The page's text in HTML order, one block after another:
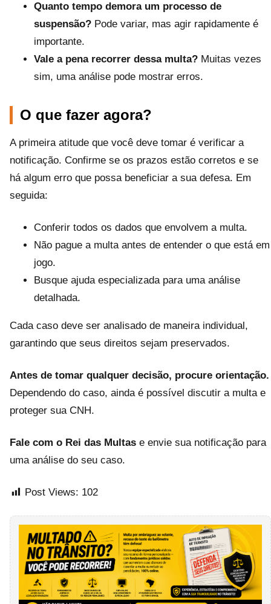
Quanto tempo demora um processo de
suspensão? Pode variar, mas agir rapidamente é
importante.
Vale a pena recorrer dessa multa? Muitas vezes
sim, uma análise pode mostrar erros.
O que fazer agora?
A primeira atitude que você deve tomar é verificar a
notificação. Confirme se os prazos estão corretos e se
há algum erro que possa beneficiar a sua defesa. Em
seguida:
Conferir todos os dados que envolvem a multa.
Não pague a multa antes de entender o que está em
jogo.
Busque ajuda especializada para uma análise
detalhada.
Cada caso deve ser analisado de maneira individual,
garantindo que seus direitos sejam preservados.
Antes de tomar qualquer decisão, procure orientação.
Dependendo do caso, ainda é possível discutir a multa e
proteger sua CNH.
Fale com o Rei das Multas e envie sua notificação para
uma análise do seu caso.
Post Views: 102